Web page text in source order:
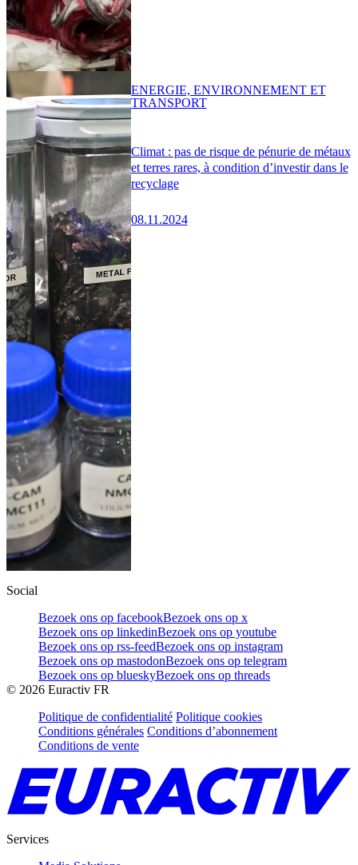
Climat : pas de risque de pénurie de métaux
et terres rares, à condition d’investir dans le
recyclage
08.11.2024
ENERGIE, ENVIRONNEMENT ET
TRANSPORT
Social
Bezoek ons op facebookBezoek ons op x
Bezoek ons op linkedinBezoek ons op youtube
Bezoek ons op rss-feedBezoek ons op instagram
Bezoek ons op mastodonBezoek ons op telegram
Bezoek ons op blueskyBezoek ons op threads
© 2026 Euractiv FR
Politique de confidentialité Politique cookies
Conditions générales Conditions d’abonnement
Conditions de vente
Services